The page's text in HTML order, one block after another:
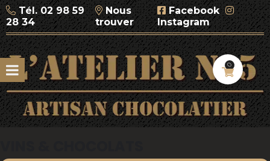
Tél.02 98 59
28 34
Nous
trouver
Facebook
Instagram
0